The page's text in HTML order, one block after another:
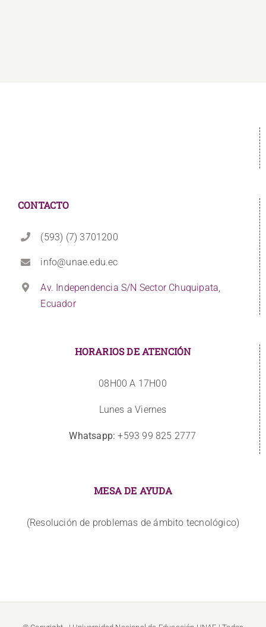
CONTACTO
(593) (7) 3701200
info@unae.edu.ec
Av. Independencia S/N Sector Chuquipata,
Ecuador
HORARIOS DE ATENCIÓN
08H00 A 17H00
Lunes a Viernes
Whatsapp: +593 99 825 2777
MESA DE AYUDA
(Resolución de problemas de ámbito tecnológico)